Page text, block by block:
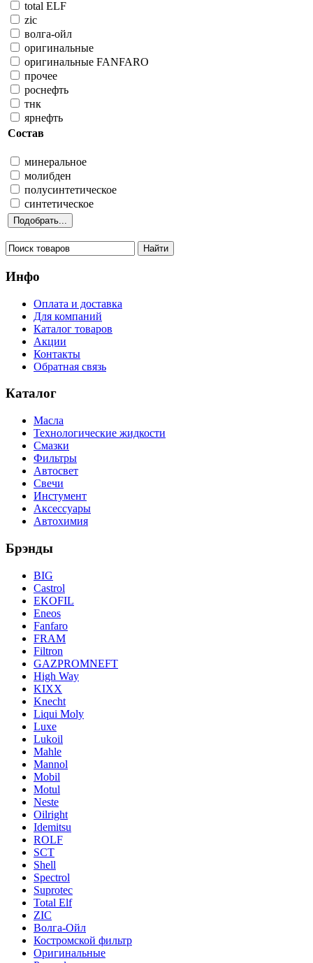
total ELF
zic
волга-ойл
оригинальные
оригинальные FANFARO
прочее
роснефть
тнк
ярнефть
Состав
минеральное
молибден
полусинтетическое
синтетическое
Инфо
Оплата и доставка
Для компаний
Каталог товаров
Акции
Контакты
Обратная связь
Каталог
Масла
Технологические жидкости
Смазки
Фильтры
Автосвет
Свечи
Инстумент
Аксессуары
Автохимия
Брэнды
BIG
Castrol
EKOFIL
Eneos
Fanfaro
FRAM
Filtron
GAZPROMNEFT
High Way
KIXX
Knecht
Liqui Moly
Luxe
Lukoil
Mahle
Mannol
Mobil
Motul
Neste
Oilright
Idemitsu
ROLF
SCT
Shell
Spectrol
Suprotec
Total Elf
ZIC
Волга-Ойл
Костромской фильтр
Оригинальные